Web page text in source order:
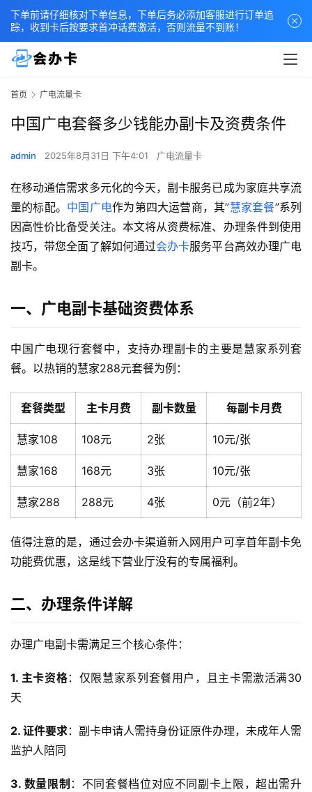
首页 广电流量卡
中国广电套餐多少钱能办副卡及资费条件
admin 2025年8月31日 下午4:01 广电流量卡
在移动通信需求多元化的今天，副卡服务已成为家庭共享流
量的标配。 中国广电作为第四大运营商，其”慧家套餐”系列
因高性价比备受关注。本文将从资费标准、办理条件到使用
技巧，带您全面了解如何通过会办卡服务平台高效办理广电
副卡。
一、广电副卡基础资费体系
中国广电现行套餐中，支持办理副卡的主要是慧家系列套
餐。以热销的慧家288元套餐为例：
套餐类型 主卡月费 副卡数量 每副卡月费
慧家108 108元 2张 10元/张
慧家168 168元 3张 10元/张
慧家288 288元 4张 0元（前2年）
值得注意的是，通过会办卡渠道新入网用户可享首年副卡免
功能费优惠，这是线下营业厅没有的专属福利。
二、办理条件详解
办理广电副卡需满足三个核心条件：
1. 主卡资格：仅限慧家系列套餐用户，且主卡需激活满30
天
2. 证件要求：副卡申请人需持身份证原件办理，未成年人需
监护人陪同
3. 数量限制 ：不同套餐档位对应不同副卡上限，超出需升
下单前请仔细核对下单信息，下单后务必添加客服进行订单追
踪，收到卡后按要求首冲话费激活，否则流量不到账！